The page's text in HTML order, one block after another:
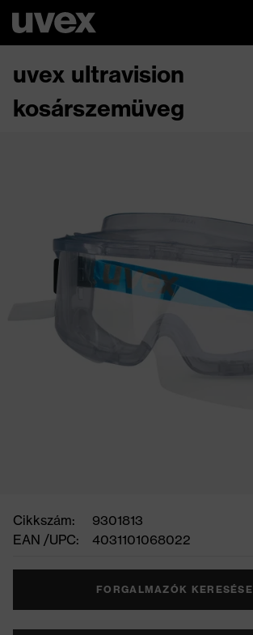
uvex ultravision
kosárszemüveg
Cikkszám:
9301813
EAN /UPC:
4031101068022
FORGALMAZÓK KERESÉSE